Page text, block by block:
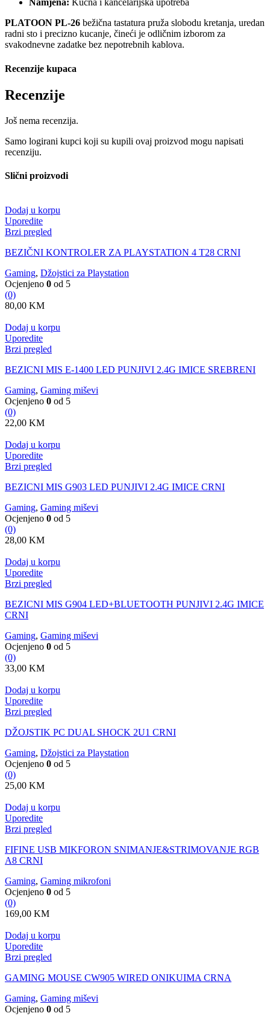
Namjena: Kućna i kancelarijska upotreba
PLATOON PL-26 bežična tastatura pruža slobodu kretanja, uredan
radni sto i precizno kucanje, čineći je odličnim izborom za
svakodnevne zadatke bez nepotrebnih kablova.
Recenzije kupaca
Recenzije
Još nema recenzija.
Samo logirani kupci koji su kupili ovaj proizvod mogu napisati
recenziju.
Slični proizvodi
Dodaj u korpu
Uporedite
Brzi pregled
BEZIČNI KONTROLER ZA PLAYSTATION 4 T28 CRNI
Gaming, Džojstici za Playstation
Ocjenjeno 0 od 5
(0)
80,00 KM
Dodaj u korpu
Uporedite
Brzi pregled
BEZICNI MIS E-1400 LED PUNJIVI 2.4G IMICE SREBRENI
Gaming, Gaming miševi
Ocjenjeno 0 od 5
(0)
22,00 KM
Dodaj u korpu
Uporedite
Brzi pregled
BEZICNI MIS G903 LED PUNJIVI 2.4G IMICE CRNI
Gaming, Gaming miševi
Ocjenjeno 0 od 5
(0)
28,00 KM
Dodaj u korpu
Uporedite
Brzi pregled
BEZICNI MIS G904 LED+BLUETOOTH PUNJIVI 2.4G IMICE
CRNI
Gaming, Gaming miševi
Ocjenjeno 0 od 5
(0)
33,00 KM
Dodaj u korpu
Uporedite
Brzi pregled
DŽOJSTIK PC DUAL SHOCK 2U1 CRNI
Gaming, Džojstici za Playstation
Ocjenjeno 0 od 5
(0)
25,00 KM
Dodaj u korpu
Uporedite
Brzi pregled
FIFINE USB MIKFORON SNIMANJE&STRIMOVANJE RGB
A8 CRNI
Gaming, Gaming mikrofoni
Ocjenjeno 0 od 5
(0)
169,00 KM
Dodaj u korpu
Uporedite
Brzi pregled
GAMING MOUSE CW905 WIRED ONIKUIMA CRNA
Gaming, Gaming miševi
Ocjenjeno 0 od 5